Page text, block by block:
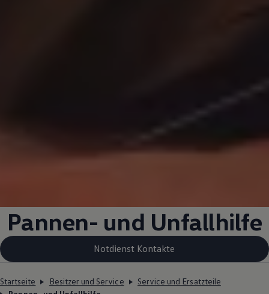
Pannen- und Unfallhilfe
Notdienst Kontakte
Startseite Besitzer und Service
Service und Ersatzteile